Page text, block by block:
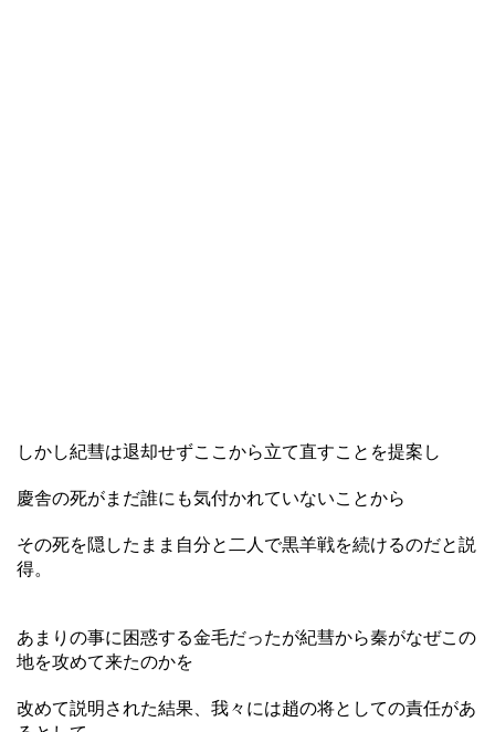
しかし紀彗は退却せずここから立て直すことを提案し
慶舎の死がまだ誰にも気付かれていないことから
その死を隠したまま自分と二人で黒羊戦を続けるのだと説
得。
あまりの事に困惑する金毛だったが紀彗から秦がなぜこの
地を攻めて来たのかを
改めて説明された結果、我々には趙の将としての責任があ